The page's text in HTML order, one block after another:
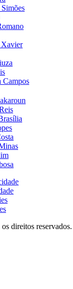
Campos
direitos reservados.